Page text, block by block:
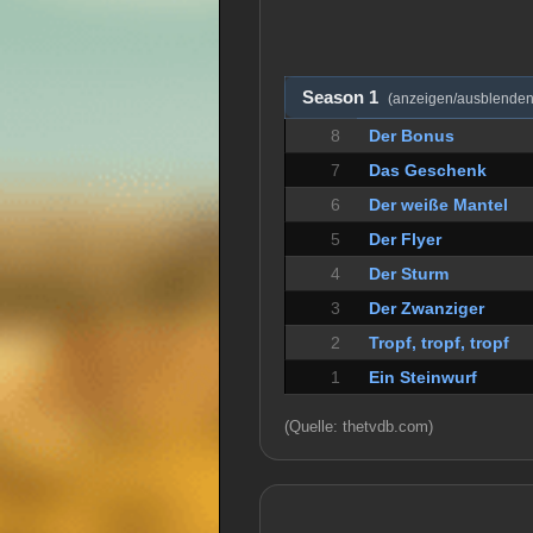
Season 1 (anzeigen/
8 Der Bonus
7 Das Geschenk
6 Der weiße Mantel
5 Der Flyer
4 Der Sturm
3 Der Zwanziger
2 Tropf, tropf, tropf
1 Ein Steinwurf
(Quelle: thetvdb.com)